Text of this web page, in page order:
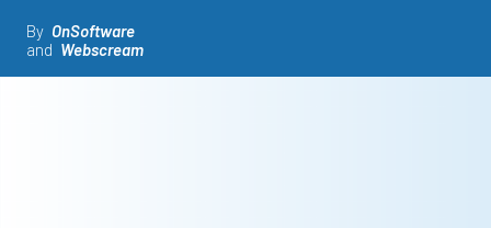
By OnSoftware
and Webscream